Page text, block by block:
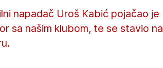
napadač Uroš Kabić pojačao je
sa našim klubom, te se stavio na